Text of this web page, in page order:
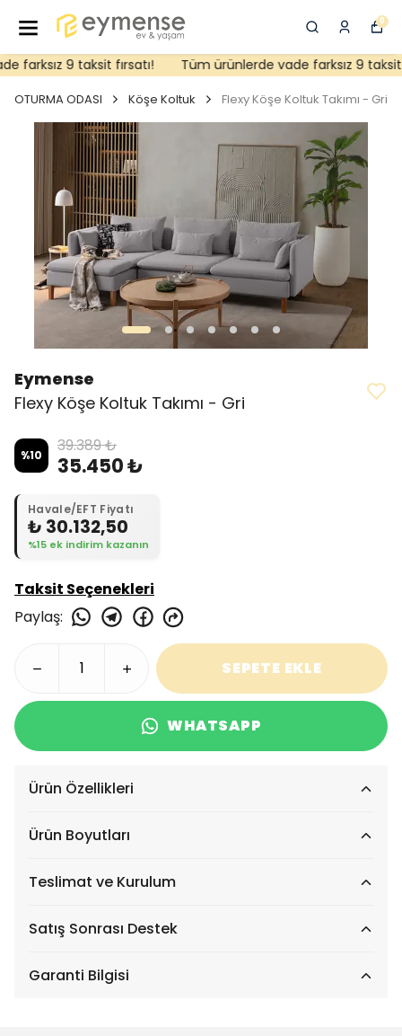
0
farksız 9 taksit fırsatı! Tüm ürünlerde vade farksız 9 taksit
OTURMA ODASI Köşe Koltuk Flexy Köşe Koltuk Takımı - Gri
Eymense
Flexy Köşe Koltuk Takımı - Gri
%10 39.389 ₺
35.450 ₺
Havale/EFT Fiyatı
₺ 30.132,50
%15 ek indirim kazanın
Taksit Seçenekleri
Paylaş:
SEPETE EKLE
WHATSAPP
Ürün Özellikleri
Ürün Boyutları
Teslimat ve Kurulum
Satış Sonrası Destek
Garanti Bilgisi